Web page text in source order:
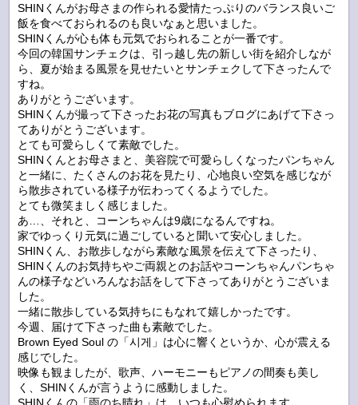
SHINくんがお母さまの作られる愛情たっぷりのバランス良いご
飯を食べておられるのも良いなぁと思いました。
SHINくんが心も体も元気でおられることが一番です。
今回の韓国サンチェクは、引っ越し先の新しい街を紹介しなが
ら、夏が始まる風景を見せたいとサンチェクして下さったんで
すね。
ありがとうございます。
SHINくんが撮って下さったお花の写真もブログにあげて下さっ
てありがとうございます。
とても可愛らしくて素敵でした。
SHINくんとお母さまと、美容院で可愛らしくなったパンちゃん
と一緒に、たくさんのお花を見たり、心地良い空気を感じなが
ら散歩されている様子が伝わってくるようでした。
とても微笑ましく感じました。
あ…、それと、コーンちゃんは9歳になるんですね。
家でゆっくり元気に過ごしていると聞いて安心しました。
SHINくん、お散歩しながら素敵な風景を伝えて下さったり、
SHINくんのお気持ちやご両親とのお話やコーンちゃんパンちゃ
んの様子などいろんなお話をして下さってありがとうございま
した。
一緒に散歩している気持ちにもなれて嬉しかったです。
今週、届けて下さった曲も素敵でした。
Brown Eyed Soul の「시게」は心に響くというか、心が震える
感じでした。
映像も観ましたが、歌声、ハーモニーもピアノの間奏も美し
く、SHINくんが言うように感動しました。